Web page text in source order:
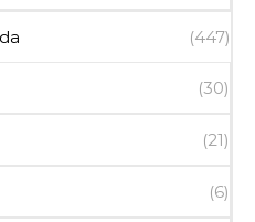
(447)
(30)
(21)
(6)